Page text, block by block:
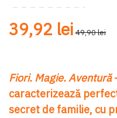
39,92 lei 49,90 lei
Fiori. Magie. Aventură
caracterizează
secret de familie, cu